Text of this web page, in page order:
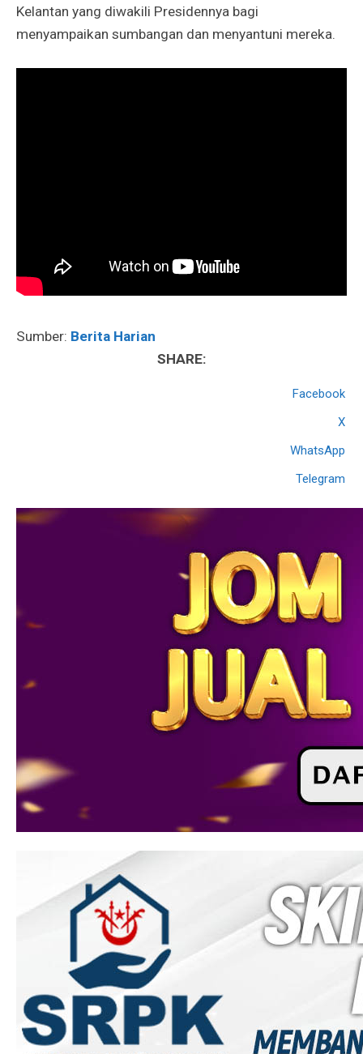
Kelantan yang diwakili Presidennya bagi
menyampaikan sumbangan dan menyantuni mereka.
Sumber: Berita Harian
SHARE:
Facebook
X
WhatsApp
Telegram